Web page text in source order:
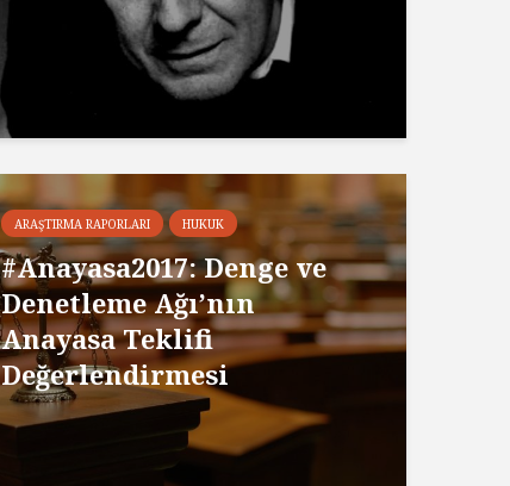
ARAŞTIRMA RAPORLARI HUKUK
#Anayasa2017: Denge ve
Denetleme Ağı’nın
Anayasa Teklifi
Değerlendirmesi